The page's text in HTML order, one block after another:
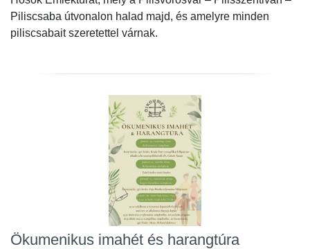
Piliscsaba útvonalon halad majd, és amelyre minden
piliscsabait szeretettel várnak.
Ökumenikus imahét és harangtúra